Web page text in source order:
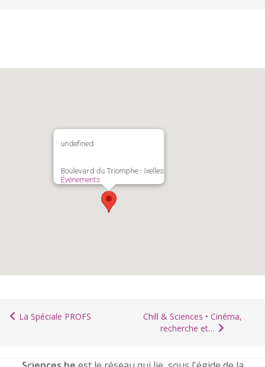
undefined
Boulevard du Triomphe - Ixelles
Événements
La Spéciale PROFS
Chill & Sciences • Cinéma,
recherche et…